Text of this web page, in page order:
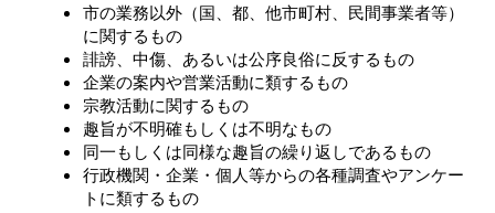
市の業務以外（国、都、他市町村、民間事業者等）
に関するもの
誹謗、中傷、あるいは公序良俗に反するもの
企業の案内や営業活動に類するもの
宗教活動に関するもの
趣旨が不明確もしくは不明なもの
同一もしくは同様な趣旨の繰り返しであるもの
行政機関・企業・個人等からの各種調査やアンケー
トに類するもの